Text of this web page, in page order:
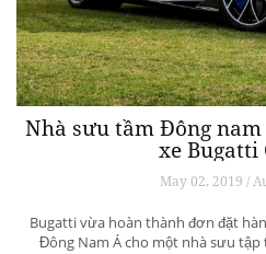
Nhà sưu tầm Đông
xe Bugatti
May 02, 2019 /
Bugatti vừa hoàn thành đơn đặt
Đông Nam Á cho một nhà sưu